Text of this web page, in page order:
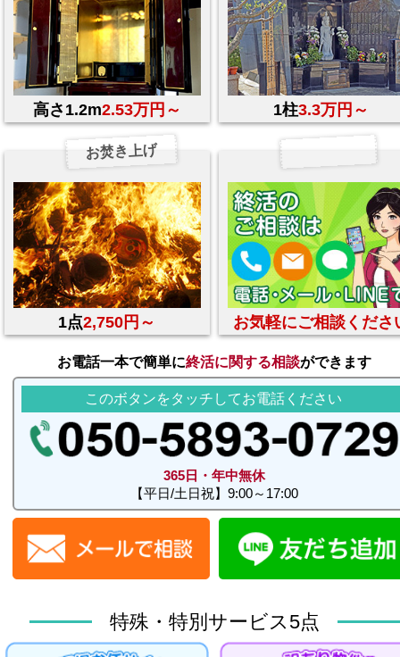
高さ1.2m2.53万円～ 1柱3.3万円～
お焚き上げ
1点2,750円～ お気軽にご相談くださ
お電話一本で簡単に終活に関する相談ができます
このボタンをタッチしてお電話ください
365日・年中無休
【平日/土日祝】9:00～17:00
特殊・特別サービス5点